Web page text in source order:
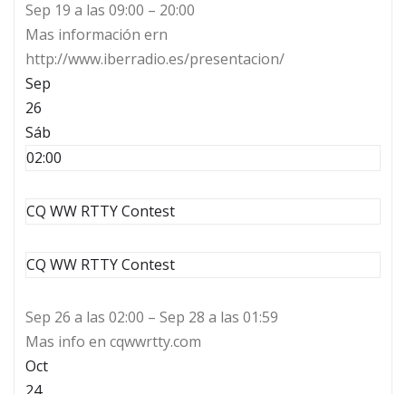
Sep 19 a las 09:00 – 20:00
Mas información ern
http://www.iberradio.es/presentacion/
Sep
26
Sáb
02:00
CQ WW RTTY Contest
CQ WW RTTY Contest
Sep 26 a las 02:00 – Sep 28 a las 01:59
Mas info en cqwwrtty.com
Oct